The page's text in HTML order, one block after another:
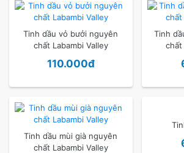
Tinh dầu vỏ bưởi nguyên
chất Labambi Valley
110.000đ
Tinh
chất
Tinh dầu mùi già nguyên
chất Labambi Valley